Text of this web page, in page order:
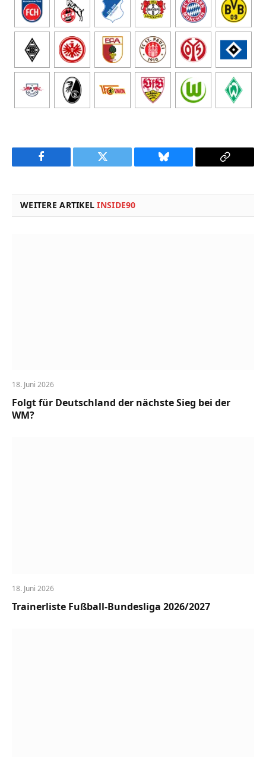
Facebook Twitter Bluesky
Copy
WEITERE ARTIKELINSIDE90
18. Juni 2026
Folgt für Deutschland der nächste Sieg bei der
WM?
18. Juni 2026
Trainerliste Fußball-Bundesliga 2026/2027